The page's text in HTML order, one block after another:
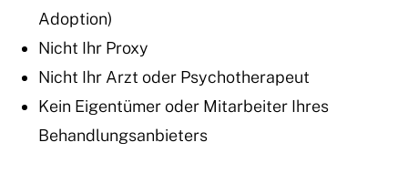
Adoption)
Nicht Ihr Proxy
Nicht Ihr Arzt oder Psychotherapeut
Kein Eigentümer oder Mitarbeiter Ihres
Behandlungsanbieters